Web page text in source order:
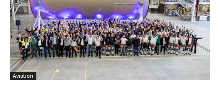
Aviation